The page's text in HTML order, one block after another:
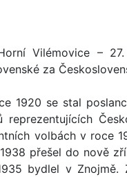
Vilémovice –
za
1920 se stal
volbách v roce
přešel do nově
bydlel v